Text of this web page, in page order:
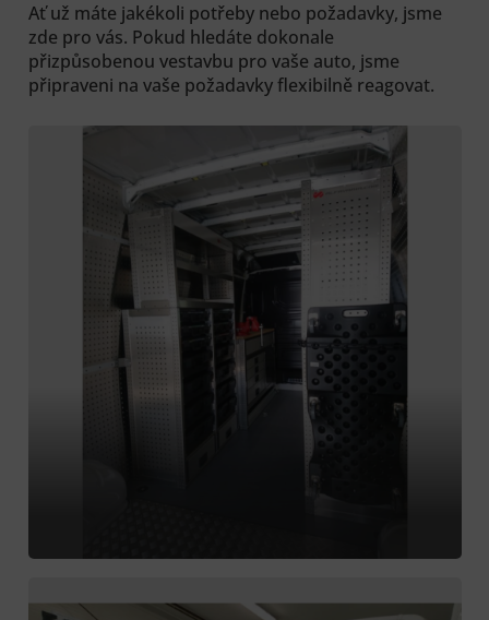
Ať už máte jakékoli potřeby nebo požadavky, jsme
zde pro vás. Pokud hledáte dokonale
přizpůsobenou vestavbu pro vaše auto, jsme
připraveni na vaše požadavky flexibilně reagovat.